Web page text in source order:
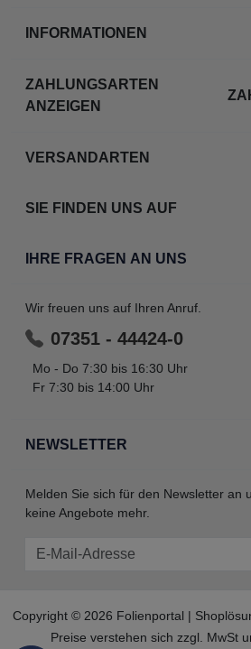
INFORMATIONEN
NEWSLETTER
Melden Sie sich für den Newsletter an
keine Angebote mehr.
ZAHLUNGSARTEN
ANZEIGEN
VERSANDARTEN
SIE FINDEN UNS AUF
IHRE FRAGEN AN UNS
Wir freuen uns auf Ihren Anruf.
07351 - 44424-0
Mo - Do 7:30 bis 16:30 Uhr
Fr 7:30 bis 14:00 Uhr
Copyright © 2026 Folienportal |
Preise verstehen sich zzgl. MwSt